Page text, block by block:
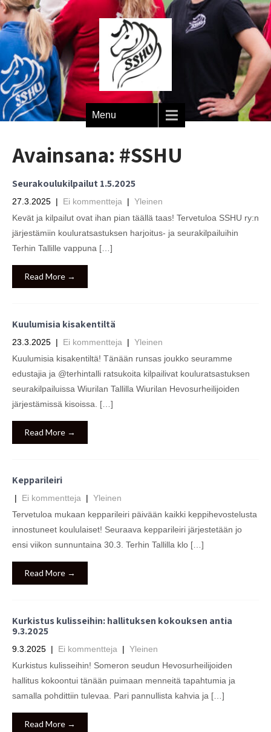
Menu
Avainsana: #SSHU
Seurakoulukilpailut 1.5.2025
27.3.2025 | Ei kommentteja | Yleinen
Kevät ja kilpailut ovat ihan pian täällä taas! Tervetuloa SSHU ry:n
järjestämiin kouluratsastuksen harjoitus- ja seurakilpailuihin
Terhin Tallille vappuna […]
Read More →
Kuulumisia kisakentiltä
23.3.2025 | Ei kommentteja | Yleinen
Kuulumisia kisakentiltä! Tänään runsas joukko seuramme
edustajia ja @terhintalli ratsukoita kilpailivat kouluratsastuksen
seurakilpailuissa Wiurilan Tallilla Wiurilan Hevosurheilijoiden
järjestämissä kisoissa. […]
Read More →
Kepparileiri
| Ei kommentteja | Yleinen
Tervetuloa mukaan kepparileiri päivään kaikki keppihevostelusta
innostuneet koululaiset! Seuraava kepparileiri järjestetään jo
ensi viikon sunnuntaina 30.3. Terhin Tallilla klo […]
Read More →
Kurkistus kulisseihin: hallituksen kokouksen antia
9.3.2025
9.3.2025 | Ei kommentteja | Yleinen
Kurkistus kulisseihin! Someron seudun Hevosurheilijoiden
hallitus kokoontui tänään puimaan menneitä tapahtumia ja
samalla pohdittiin tulevaa. Pari pannullista kahvia ja […]
Read More →